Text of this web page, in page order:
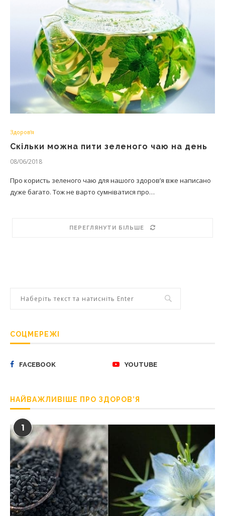
Здоров'я
Скільки можна пити зеленого чаю на день
08/06/2018
Про користь зеленого чаю для нашого здоров’я вже написано
дуже багато. Тож не варто сумніватися про…
ПЕРЕГЛЯНУТИ БІЛЬШЕ
СОЦМЕРЕЖІ
FACEBOOK YOUTUBE
НАЙВАЖЛИВІШЕ ПРО ЗДОРОВ’Я
1